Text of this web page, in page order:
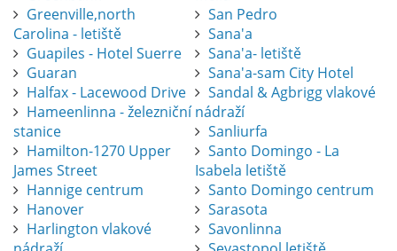
Greenville,north
Carolina - letiště
Guapiles - Hotel Suerre
Guaran
Halfax - Lacewood Drive
Hameenlinna - železniční
stanice
Hamilton-1270 Upper
James Street
Hannige centrum
Hanover
Harlington vlakové
San Pedro
Sana'a
Sana'a- letiště
Sana'a-sam City Hotel
Sandal & Agbrigg vlakové
nádraží
Sanliurfa
Santo Domingo - La
Isabela letiště
Santo Domingo centrum
Sarasota
Savonlinna